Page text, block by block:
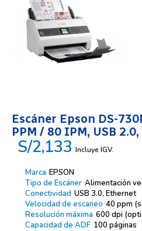
Escáner Epson DS-
PPM / 80 IPM, USB
Marca EPSON
Tipo de Escáner Alimentación
Conectividad USB 3.0, Ethernet
Velocidad de escaneo 40 ppm
Resolución máxima 600 dpi
Capacidad de ADF 100 páginas
S/2,133 Incluye IGV.